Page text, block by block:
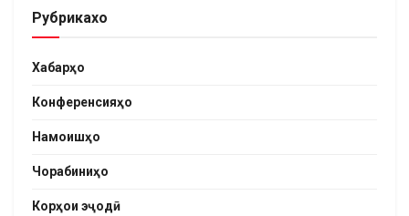
Рубрикахо
Хабарҳо
Конференсияҳо
Намоишҳо
Чорабиниҳо
Корҳои эҷодӣ